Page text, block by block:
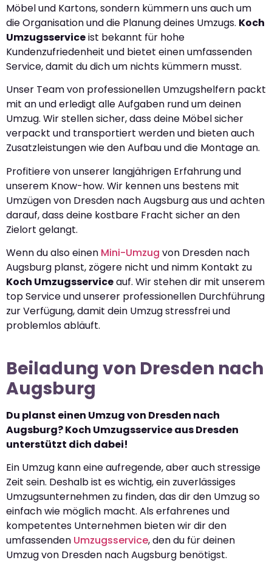
Möbel und Kartons, sondern kümmern uns auch um
die Organisation und die Planung deines Umzugs. Koch
Umzugsserviceist bekannt für hohe
Kundenzufriedenheit und bietet einen umfassenden
Service, damit du dich um nichts kümmern musst.
Unser Team von professionellen Umzugshelfern packt
mit an und erledigt alle Aufgaben rund um deinen
Umzug. Wir stellen sicher, dass deine Möbel sicher
verpackt und transportiert werden und bieten auch
Zusatzleistungen wie den Aufbau und die Montage an.
Profitiere von unserer langjährigen Erfahrung und
unserem Know-how. Wir kennen uns bestens mit
Umzügen von Dresden nach Augsburg aus und achten
darauf, dass deine kostbare Fracht sicher an den
Zielort gelangt.
Wenn du also einen Mini-Umzug von Dresden nach
Augsburg planst, zögere nicht und nimm Kontakt zu
Koch Umzugsserviceauf. Wir stehen dir mit unserem
top Service und unserer professionellen Durchführung
zur Verfügung, damit dein Umzug stressfrei und
problemlos abläuft.
Beiladung von Dresden nach
Augsburg
Du planst einen Umzug von Dresden nach
Augsburg? Koch Umzugsservice aus Dresden
unterstützt dich dabei!
Ein Umzug kann eine aufregende, aber auch stressige
Zeit sein. Deshalb ist es wichtig, ein zuverlässiges
Umzugsunternehmen zu finden, das dir den Umzug so
einfach wie möglich macht. Als erfahrenes und
kompetentes Unternehmen bieten wir dir den
umfassenden Umzugsservice, den du für deinen
Umzug von Dresden nach Augsburg benötigst.